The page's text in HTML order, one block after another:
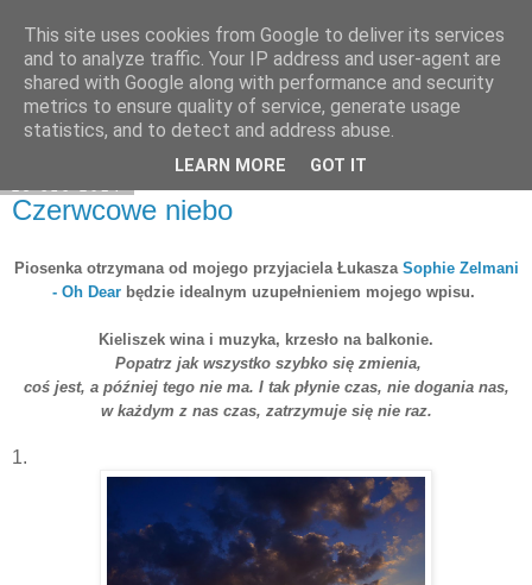
Moje miejsce
Czerwcowe niebo
Piosenka otrzymana od mojego przyjaciela Łukasza Sophie Zelmani
- Oh Dear będzie idealnym uzupełnieniem mojego wpisu.
Kieliszek wina i muzyka, krzesło na balkonie.
Popatrz jak wszystko szybko się zmienia,
coś jest, a później tego nie ma. I tak płynie czas, nie dogania nas,
w każdym z nas czas, zatrzymuje się nie raz.
1.
This site uses cookies from Google to deliver its services
and to analyze traffic. Your IP address and user-agent are
shared with Google along with performance and security
metrics to ensure quality of service, generate usage
statistics, and to detect and address abuse.
LEARN MORE GOT IT